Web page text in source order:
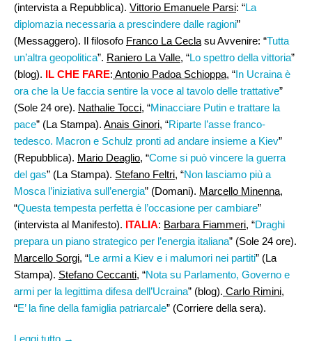
(intervista a Repubblica). Vittorio Emanuele Parsi: “La
diplomazia necessaria a prescindere dalle ragioni”
(Messaggero). Il filosofo Franco La Cecla su Avvenire: “Tutta
un’altra geopolitica”. Raniero La Valle, “Lo spettro della vittoria”
(blog). IL CHE FARE: Antonio Padoa Schioppa, “In Ucraina è
ora che la Ue faccia sentire la voce al tavolo delle trattative”
(Sole 24 ore). Nathalie Tocci, “Minacciare Putin e trattare la
pace” (La Stampa). Anais Ginori, “Riparte l’asse franco-
tedesco. Macron e Schulz pronti ad andare insieme a Kiev”
(Repubblica). Mario Deaglio, “Come si può vincere la guerra
del gas” (La Stampa). Stefano Feltri, “Non lasciamo più a
Mosca l’iniziativa sull’energia” (Domani). Marcello Minenna,
“Questa tempesta perfetta è l’occasione per cambiare”
(intervista al Manifesto). ITALIA: Barbara Fiammeri, “Draghi
prepara un piano strategico per l’energia italiana” (Sole 24 ore).
Marcello Sorgi, “Le armi a Kiev e i malumori nei partiti” (La
Stampa). Stefano Ceccanti, “Nota su Parlamento, Governo e
armi per la legittima difesa dell’Ucraina” (blog). Carlo Rimini,
“E’ la fine della famiglia patriarcale” (Corriere della sera).
Leggi tutto →